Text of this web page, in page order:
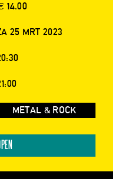
14.00
25 MRT 2023
METAL & ROCK